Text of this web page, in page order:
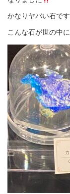
かなりヤバい石です
こんな石が世の中